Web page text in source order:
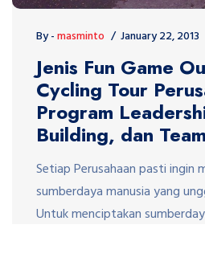
By -masminto January 22, 2013
Jenis Fun Game
Cycling Tour
Program
Building, dan
Setiap Perusahaan pasti ingin
sumberdaya manusia yang
Untuk menciptakan